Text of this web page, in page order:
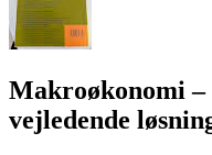
Makroøkonomi–
vejledende